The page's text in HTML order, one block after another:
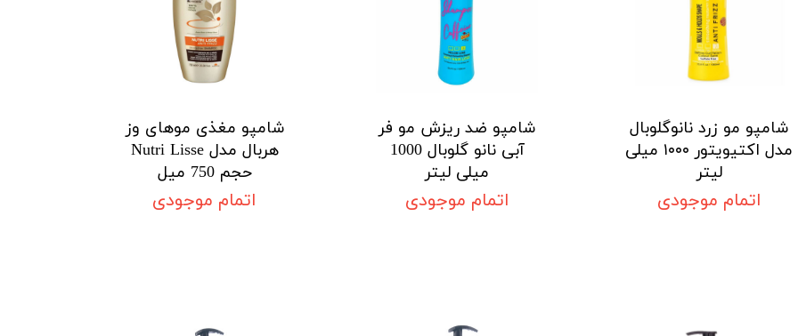
شامپو مو زرد نانوگلوبال
مدل اکتیویتور ۱۰۰۰ میلی
لیتر
اتمام موجودی
شامپو ضد ریزش مو فر
آبی نانو گلوبال 1000
میلی لیتر
اتمام موجودی
شامپو مغذی موهای وز
هربال مدل Nutri Lisse
حجم 750 میل
اتمام موجودی